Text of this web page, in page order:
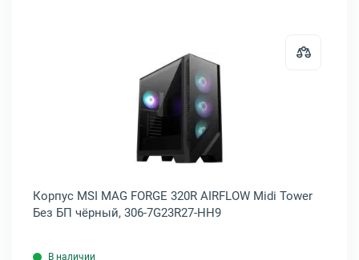
ME200 MESH BK Midi Tower Без БП чёрный, ME200 MESH
Открыть товар: Корпус MSI MAG
Корпус MSI MAG FORGE 320R AIRFLOW Midi Tower
Без БП чёрный, 306-7G23R27-HH9
В наличии